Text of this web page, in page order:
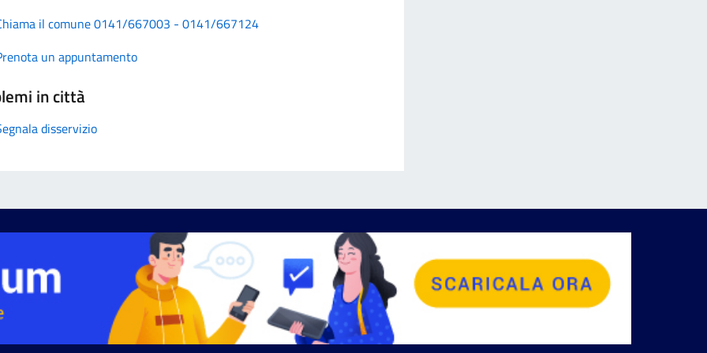
il comune 0141/667003 - 0141/667124
un appuntamento
in città
disservizio